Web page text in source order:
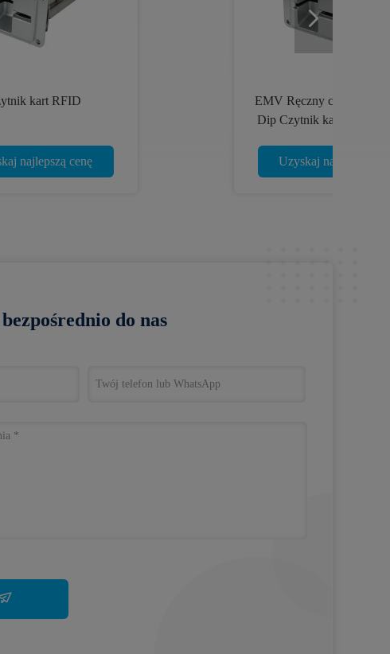
Dip RF
Ręczny czytnik kart optycznych
KID z czytnikiem kart RFID z
do nas